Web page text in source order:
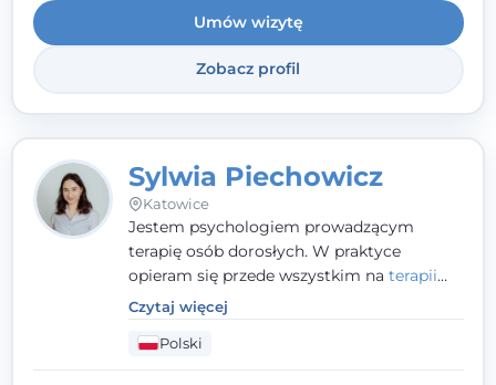
Umów wizytę
Zobacz profil
Sylwia Piechowicz
Katowice
Jestem psychologiem prowadzącym
terapię osób dorosłych. W praktyce
opieram się przede wszystkim na terapii
poznawczo-behawioralnej
podejściu skoncentrowanym na
rozwiązaniach (TSR) oraz Racjonalnej
Terapii Zachowania (RTZ). Dużą wagę
Czytaj więcej
Polski